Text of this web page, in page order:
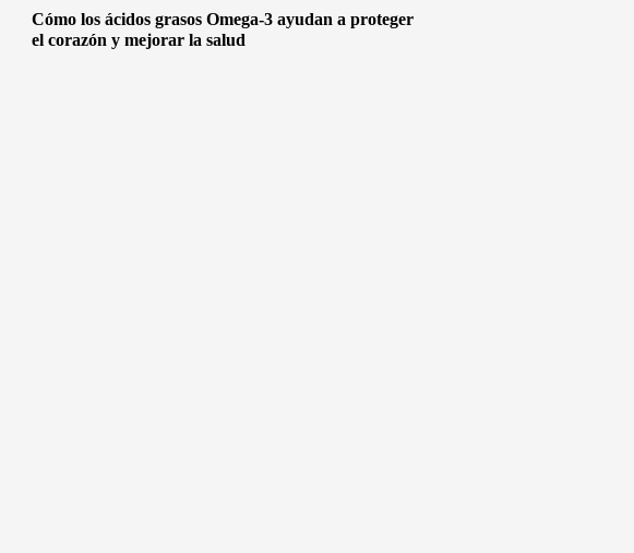
Cómo los ácidos grasos Omega-3 ayudan a proteger
el corazón y mejorar la salud